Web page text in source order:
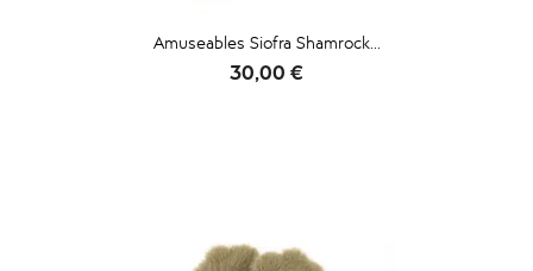
Amuseables Siofra Shamrock...
Prix
30,00 €